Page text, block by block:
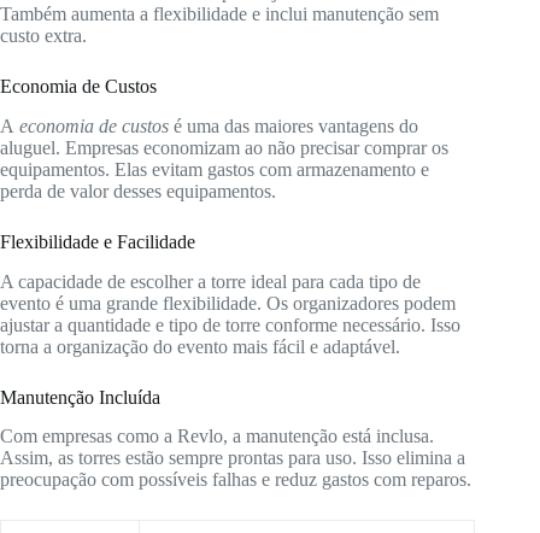
Também aumenta a flexibilidade e inclui manutenção sem
custo extra.
Economia de Custos
A economia de custos é uma das maiores vantagens do
aluguel. Empresas economizam ao não precisar comprar os
equipamentos. Elas evitam gastos com armazenamento e
perda de valor desses equipamentos.
Flexibilidade e Facilidade
A capacidade de escolher a torre ideal para cada tipo de
evento é uma grande flexibilidade. Os organizadores podem
ajustar a quantidade e tipo de torre conforme necessário. Isso
torna a organização do evento mais fácil e adaptável.
Manutenção Incluída
Com empresas como a Revlo, a manutenção está inclusa.
Assim, as torres estão sempre prontas para uso. Isso elimina a
preocupação com possíveis falhas e reduz gastos com reparos.